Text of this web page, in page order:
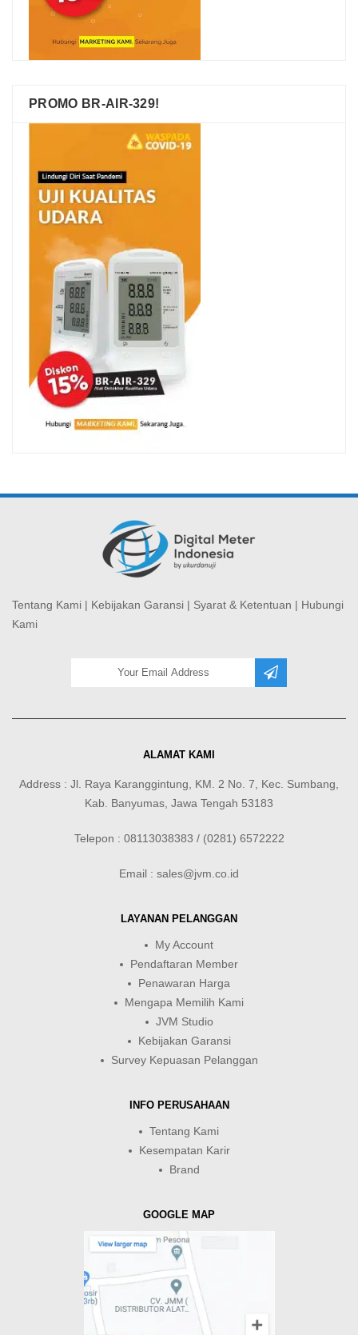
PROMO BR-AIR-329!
Tentang Kami | Kebijakan Garansi | Syarat & Ketentuan | Hubungi
Kami
ALAMAT KAMI
Address : Jl. Raya Karanggintung, KM. 2 No. 7, Kec. Sumbang,
Kab. Banyumas, Jawa Tengah 53183
Telepon : 08113038383 / (0281) 6572222
Email : sales@jvm.co.id
LAYANAN PELANGGAN
My Account
Pendaftaran Member
Penawaran Harga
Mengapa Memilih Kami
JVM Studio
Kebijakan Garansi
Survey Kepuasan Pelanggan
INFO PERUSAHAAN
Tentang Kami
Kesempatan Karir
Brand
GOOGLE MAP